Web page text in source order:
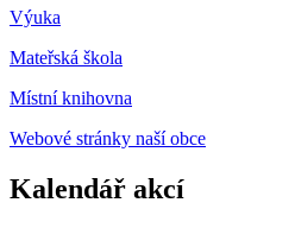
Výuka
Mateřská škola
Místní knihovna
Webové stránky naší obce
Kalendář akcí